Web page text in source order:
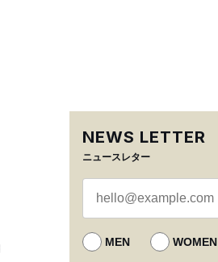
NEWS LETTER
ニュースレター
MEN WOMEN